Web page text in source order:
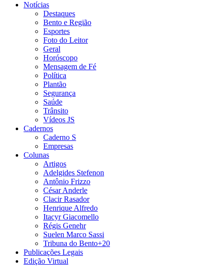
Notícias
Destaques
Bento e Região
Esportes
Foto do Leitor
Geral
Horóscopo
Mensagem de Fé
Política
Plantão
Segurança
Saúde
Trânsito
Vídeos JS
Cadernos
Caderno S
Empresas
Colunas
Artigos
Adelgides Stefenon
Antônio Frizzo
César Anderle
Clacir Rasador
Henrique Alfredo
Itacyr Giacomello
Régis Genehr
Suelen Marco Sassi
Tribuna do Bento+20
Publicações Legais
Edição Virtual